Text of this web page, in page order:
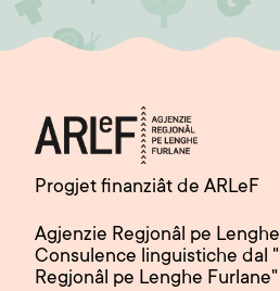
Progjet finanziât de ARLeF
Agjenzie Regjonâl pe
Consulence linguistiche dal
Regjonâl pe Lenghe Furlane"